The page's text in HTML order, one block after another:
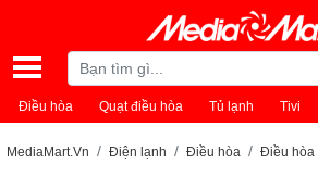
Điều hòa Quạt điều hòa Tủ lạnh Tivi
MediaMart.Vn Điện lạnh Điều hòa Điều hòa